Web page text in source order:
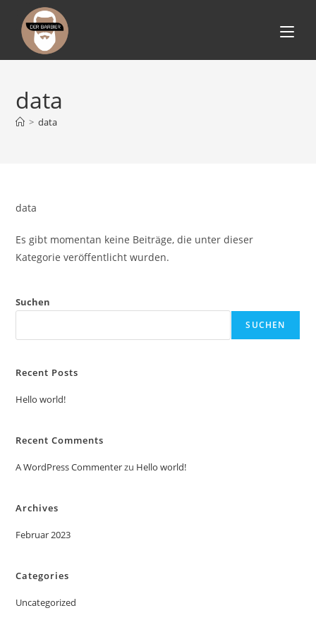
Inhalt
springen
data
> data
data
Es gibt momentan keine Beiträge, die unter dieser
Kategorie veröffentlicht wurden.
Suchen
SUCHEN
Recent Posts
Hello world!
Recent Comments
A WordPress Commenterzu Hello world!
Archives
Februar 2023
Categories
Uncategorized